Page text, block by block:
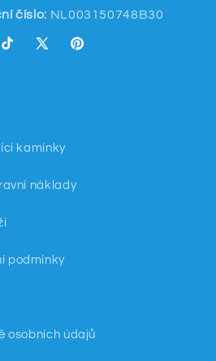
číslo: NL003150748B30
TikTok X
Pinterest
kamínky
náklady
podmínky
osobních údajů